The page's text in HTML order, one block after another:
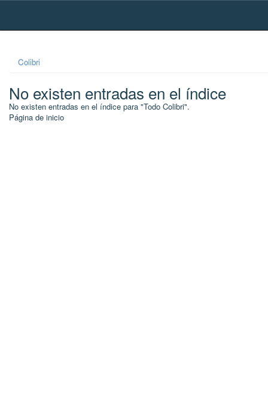
Skip
Colibri
No existen entradas en el índice
No existen entradas en el índice para "Todo Colibri".
Página de inicio